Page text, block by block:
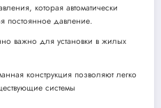
которая автоматически
постоянное давление.
важно для установки в жилых
конструкция позволяют легко
системы